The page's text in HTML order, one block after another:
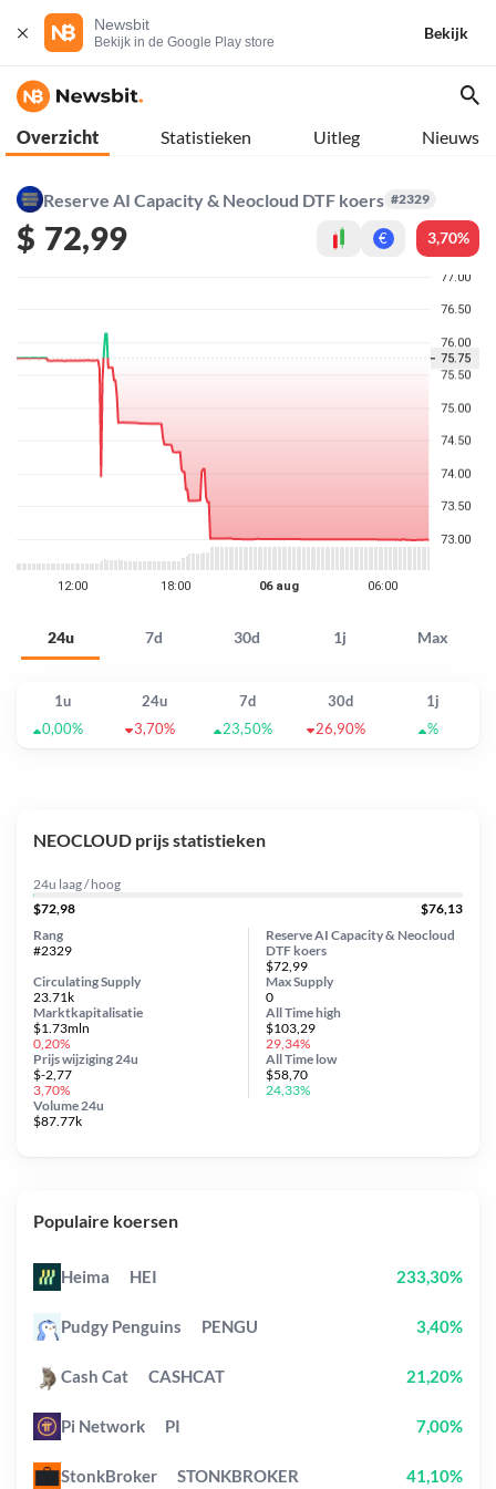
Newsbit
Bekijk in de Google Play store
Bekijk
Overzicht Statistieken Uitleg Nieuws
Reserve AI Capacity & Neocloud DTF koers #2329
$ 72,99 € 3,70%
24u 7d 30d 1j Max
1u 24u 7d 30d
1j
0,00%
3,70% 23,50% 26,90% %
NEOCLOUD prijs statistieken
24u laag / hoog
$72,98
$76,13
Reserve AI Capacity & Neocloud
DTF koers
$72,99
Circulating Supply
23.71k
Prijs wijziging 24u
$-2,77
3,70%
Max Supply
0
Marktkapitalisatie
$1.73mln
0,20%
Volume 24u
$87.77k
Rang
#2329
All Timehigh
$103,29
29,34%
All Time low
$58,70
24,33%
Populaire koersen
Heima HEI 233,30%
Pudgy Penguins PENGU 3,40%
Cash Cat CASHCAT 21,20%
Pi Network PI 7,00%
StonkBroker STONKBROKER 41,10%